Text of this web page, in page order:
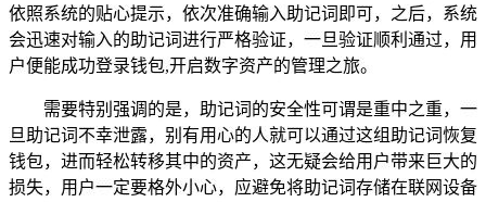
依照系统的贴心提示，依次准确输入助记词即可，之后，系统
会迅速对输入的助记词进行严格验证，一旦验证顺利通过，用
户便能成功登录钱包,开启数字资产的管理之旅。
需要特别强调的是，助记词的安全性可谓是重中之重，一
旦助记词不幸泄露，别有用心的人就可以通过这组助记词恢复
钱包，进而轻松转移其中的资产，这无疑会给用户带来巨大的
损失，用户一定要格外小心，应避免将助记词存储在联网设备